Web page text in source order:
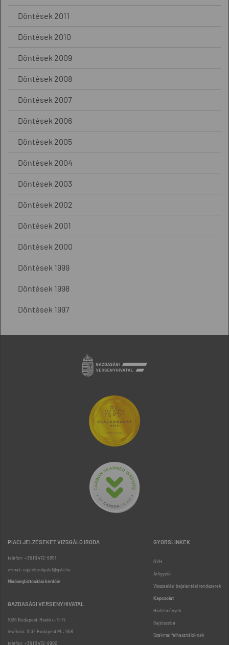
Döntések 2011
Döntések 2010
Döntések 2009
Döntések 2008
Döntések 2007
Döntések 2006
Döntések 2005
Döntések 2004
Döntések 2003
Döntések 2002
Döntések 2001
Döntések 2000
Döntések 1999
Döntések 1998
Döntések 1997
PIACI JELZÉSEKET VIZSGÁLÓ IRODA
telefon: +36 (1) 472-8851
e-mail: ugyfelszolgalat@gvh.hu
Minőségbiztosítási kérdőív
GAZDASÁGI VERSENYHIVATAL
1026 Budapest, Riadó u. 5-11.
levélcím: 1534 Budapest Pf.: 958
telefon: +36 (1) 472-8900
GYORSLINKEK
GVH
Árfigyelő
Visszaélés-bejelentési rendszerek
Kapcsolat
Hirdetmények
Sajtószoba
Szakmai felhasználóknak